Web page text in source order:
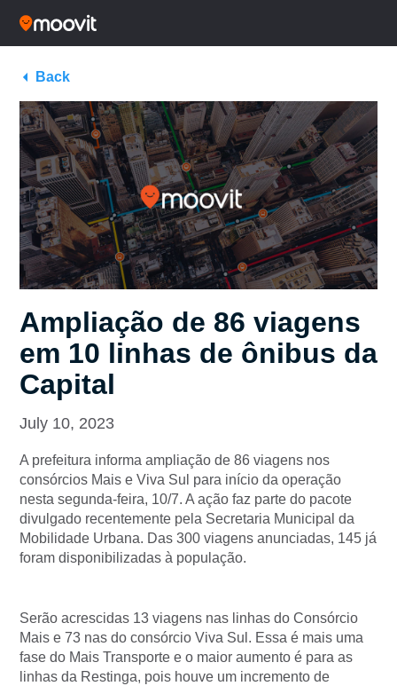
Back
Ampliação de 86 viagens
em 10 linhas de ônibus da
Capital
July 10, 2023
A prefeitura informa ampliação de 86 viagens nos
consórcios Mais e Viva Sul para início da operação
nesta segunda-feira, 10/7. A ação faz parte do pacote
divulgado recentemente pela Secretaria Municipal da
Mobilidade Urbana. Das 300 viagens anunciadas, 145 já
foram disponibilizadas à população.
Serão acrescidas 13 viagens nas linhas do Consórcio
Mais e 73 nas do consórcio Viva Sul. Essa é mais uma
fase do Mais Transporte e o maior aumento é para as
linhas da Restinga, pois houve um incremento de